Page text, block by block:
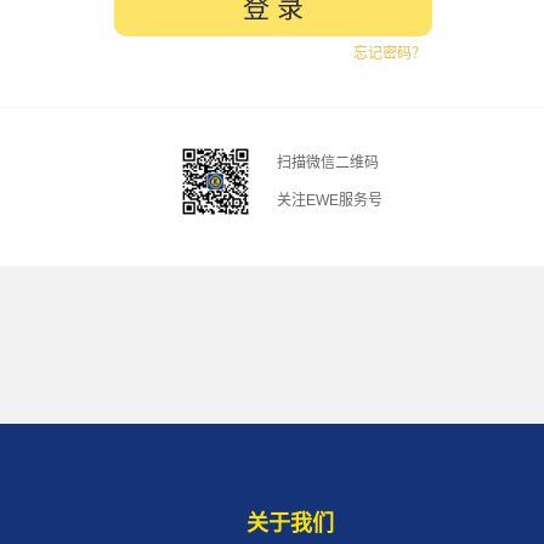
忘记密码？
扫描微信二维码
关注EWE服务号
关于我们